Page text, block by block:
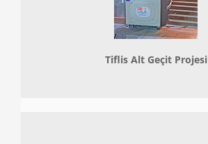
Tiflis Alt Geçit Projesi